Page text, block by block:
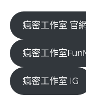
瘋密工作室 官網
瘋密工作室
瘋密工作室 IG